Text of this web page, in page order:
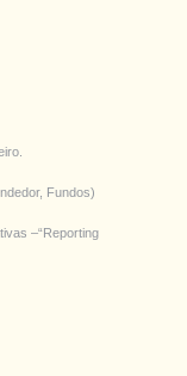
Fundos)
–“Reporting